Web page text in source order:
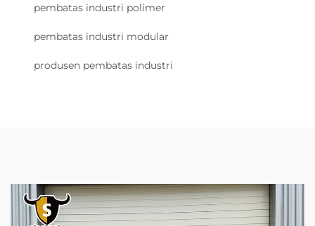
pembatas industri polimer
pembatas industri modular
produsen pembatas industri